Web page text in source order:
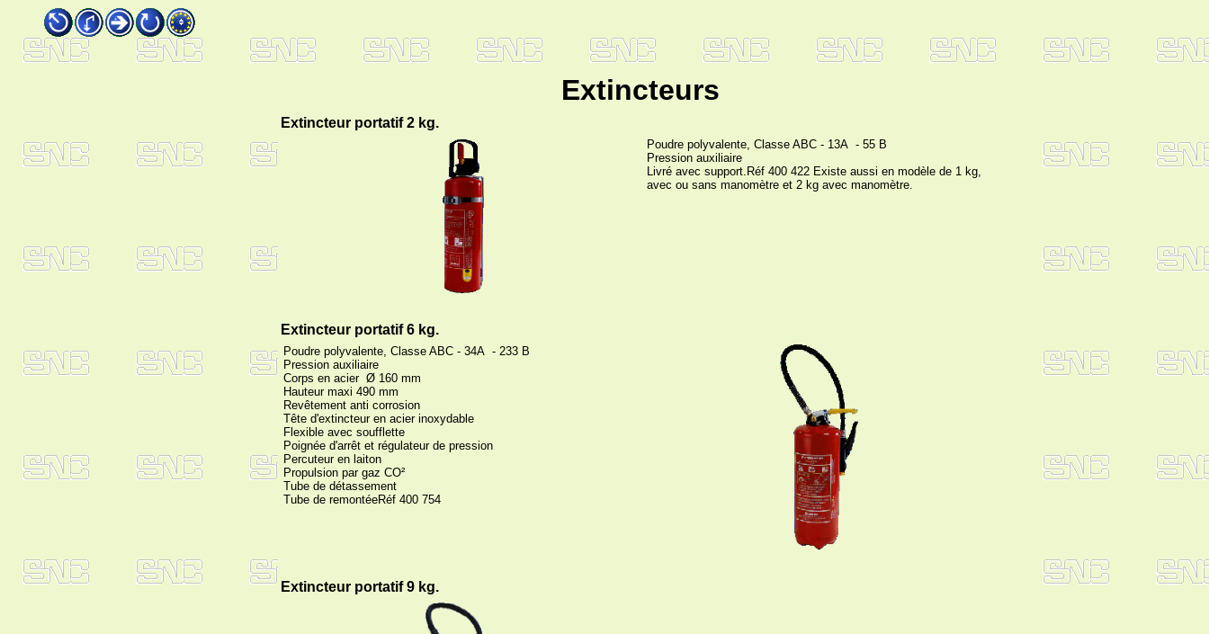
Extincteurs
Extincteur portatif 2 kg.
Poudre polyvalente, Classe ABC - 13A - 55 B
Pression auxiliaire
Livré avec support.Réf 400 422 Existe aussi en modèle de 1 kg,
avec ou sans manomètre et 2 kg avec manomètre.
Extincteur portatif 6 kg.
Poudre polyvalente, Classe ABC - 34A - 233 B
Pression auxiliaire
Corps en acier Ø 160 mm
Hauteur maxi 490 mm
Revêtement anti corrosion
Tête d'extincteur en acier inoxydable
Flexible avec soufflette
Poignée d'arrêt et régulateur de pression
Percuteur en laiton
Propulsion par gaz CO²
Tube de détassement
Tube de remontéeRéf 400 754
Extincteur portatif 9 kg.